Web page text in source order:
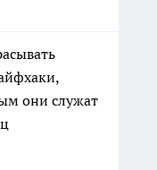
они служат